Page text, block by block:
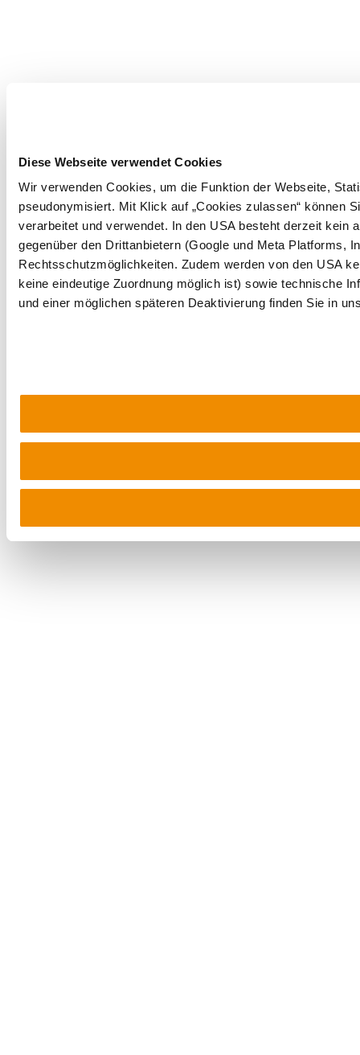
Diese Webseite verwendet Cookies
Wir verwenden Cookies, um die Funktion der Webseite,
pseudonymisiert. Mit Klick auf „Cookies zulassen“ können
verarbeitet und verwendet. In den USA besteht derzeit kein
gegenüber den Drittanbietern (Google und Meta Platforms,
Rechtsschutzmöglichkeiten. Zudem werden von den USA
keine eindeutige Zuordnung möglich ist) sowie technische
und einer möglichen späteren Deaktivierung finden Sie in